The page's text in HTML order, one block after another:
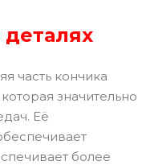
часть кончика
значительно
Её
более